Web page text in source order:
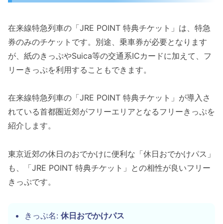
在来線特急列車の「JRE POINT 特典チケット」は、特急
券のみのチケットです。別途、乗車券が必要となります
が、紙のきっぷやSuica等の交通系ICカードに加えて、フ
リーきっぷを利用することもできます。
在来線特急列車の「JRE POINT 特典チケット」が導入さ
れている首都圏近郊がフリーエリアとなるフリーきっぷを
紹介します。
東京近郊の休日のおでかけに便利な「休日おでかけパス」
も、「JRE POINT 特典チケット」との相性が良いフリー
きっぷです。
きっぷ名:休日おでかけパス